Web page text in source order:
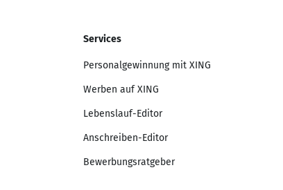
Services
Personalgewinnung mit XING
Werben auf XING
Lebenslauf-Editor
Anschreiben-Editor
Bewerbungsratgeber